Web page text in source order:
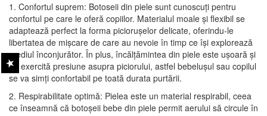
1. Confortul suprem: Botoseii din piele sunt cunoscuți pentru
confortul pe care le oferă copiilor. Materialul moale și flexibil se
adaptează perfect la forma piciorușelor delicate, oferindu-le
libertatea de mișcare de care au nevoie în timp ce își explorează
mediul înconjurător. În plus, încălțămintea din piele este ușoară și
nu exercită presiune asupra piciorului, astfel bebelușul sau copilul
se va simți confortabil pe toată durata purtării.
2. Respirabilitate optimă: Pielea este un material respirabil, ceea
ce înseamnă că botoșeii bebe din piele permit aerului să circule în